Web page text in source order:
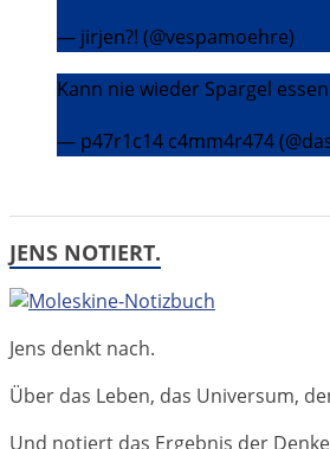
— jirjen?! (@vespamoehre)
Kann nie wieder Spargel
— p47r1c14 c4mm4r474
JENS NOTIERT.
Jens denkt nach.
Über das Leben, das Universum,
Und notiert das Ergebnis der